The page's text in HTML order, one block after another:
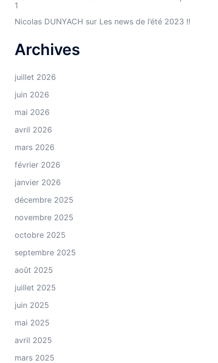
1
Nicolas DUNYACH sur Les news de l’été 2023 !!
Archives
juillet 2026
juin 2026
mai 2026
avril 2026
mars 2026
février 2026
janvier 2026
décembre 2025
novembre 2025
octobre 2025
septembre 2025
août 2025
juillet 2025
juin 2025
mai 2025
avril 2025
mars 2025